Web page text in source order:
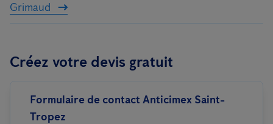
Grimaud
Créez votre devis gratuit
Formulaire de contact Anticimex Saint-
Tropez